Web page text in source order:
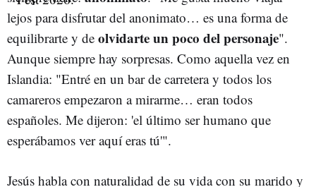
lejos para disfrutar del anonimato… es una forma de
equilibrarte y de olvidarte un poco del personaje".
Aunque siempre hay sorpresas. Como aquella vez en
Islandia: "Entré en un bar de carretera y todos los
camareros empezaron a mirarme… eran todos
españoles. Me dijeron: 'el último ser humano que
esperábamos ver aquí eras tú'".
Jesús habla con naturalidad de su vida con su marido y